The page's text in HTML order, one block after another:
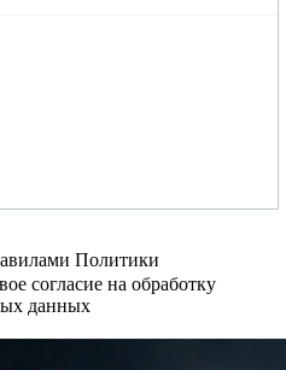
Политики
согласие на обработку
данных